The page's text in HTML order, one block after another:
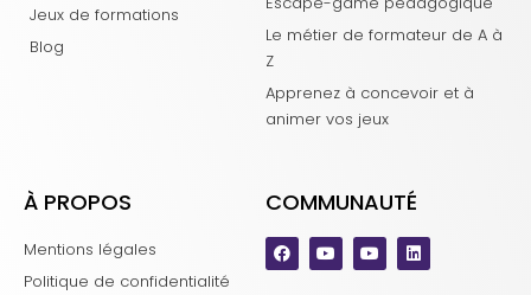
Jeux de formations
Blog
Le métier de formateur de A à
Z
Apprenez à concevoir et à
animer vos jeux
À PROPOS
Mentions légales
Politique de confidentialité
COMMUNAUTÉ